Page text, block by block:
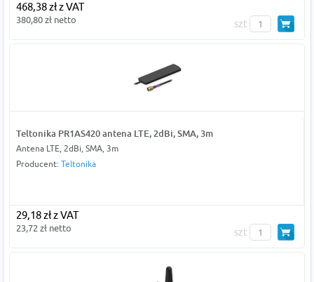
468,38 zł z VAT
380,80 zł netto szt
Teltonika PR1AS420 antena LTE, 2dBi, SMA, 3m
Antena LTE, 2dBi, SMA, 3m
Producent: Teltonika
29,18 zł z VAT
23,72 zł netto szt